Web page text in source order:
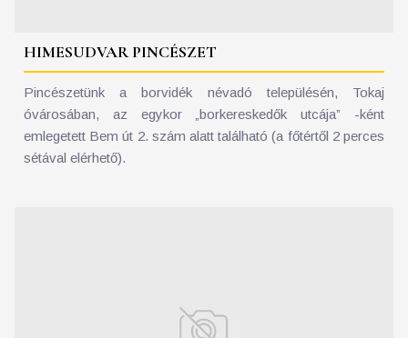
HIMESUDVAR PINCÉSZET
Pincészetünk a borvidék névadó településén, Tokaj
óvárosában, az egykor „borkereskedők utcája” -ként
emlegetett Bem út 2. szám alatt található (a főtértől 2 perces
sétával elérhető).